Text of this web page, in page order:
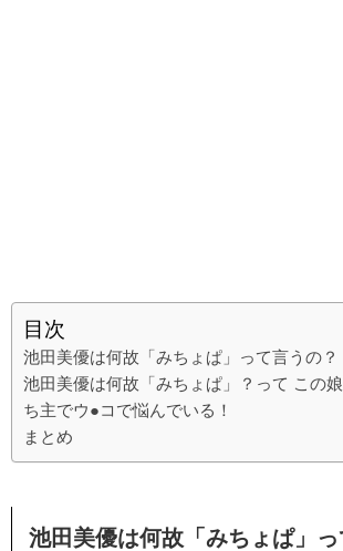
目次
池田美優は何故「みちょぱ」って言うの？
池田美優は何故「みちょぱ」？って この
ち主でウ●コで悩んでいる！
まとめ
池田美優は何故「みちょぱ」っ